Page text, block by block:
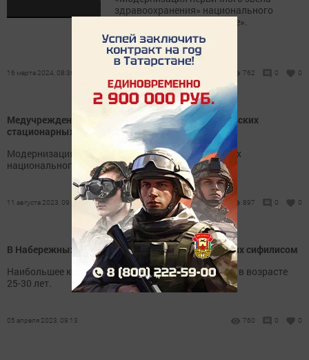
здравоохранения» национального
проекта «Здравоохранение».
16 марта 2024, 08:36 762 0 0
Медучреждения республики закупят 20 рентгеновских
стационарных аппаратов
Модернизация первичного звена пройдет в рамках
национального проекта «Здравоохранение».
11 августа 2023, 09:50 897 0 0
В Набережных Челнах фиксируют рост заболевших сифилисом
Наибольшее количество заболевших среди людей в возрасте
25-30 лет.
05 апреля 2023, 09:13 760 0 0